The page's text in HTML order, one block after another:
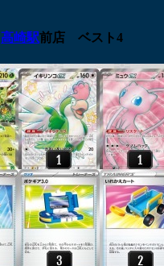
高崎駅前店 ベスト4